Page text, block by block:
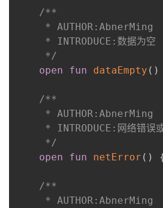
/**
     * AUTHOR:AbnerMing
     * INTRODUCE:数据为空
     */
open
fun dataEmpty ( )
/**
     * AUTHOR:AbnerMing
* INTRODUCE:网络错误
     */
open
fun netError ( )
/**
     * AUTHOR:AbnerMing